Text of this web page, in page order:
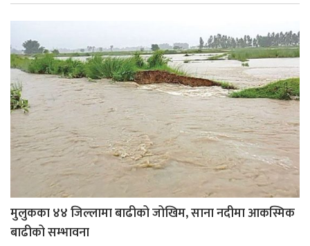
मुलुकका ४४ जिल्लामा बाढीको जोखिम, साना नदीमा आकस्मिक
बाढीको सम्भावना